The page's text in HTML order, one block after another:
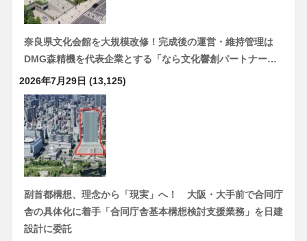
奈良県文化会館を大規模改修！完成後の運営・維持管理は
DMG森精機を代表企業とする「なら文化響創パートナー…
2026年7月29日 (13,125)
副首都構想、理念から「現実」へ！ 大阪・大手前で合同庁
舎の具体化に着手「合同庁舎基本構想検討支援業務」を日建
設計に委託